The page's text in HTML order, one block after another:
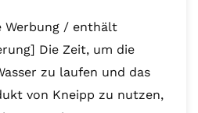
Werbung / enthält
Die Zeit, um die
zu laufen und das
von Kneipp zu nutzen,